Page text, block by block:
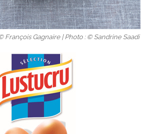
François Gagnaire | Photo : © Sandrine Saadi